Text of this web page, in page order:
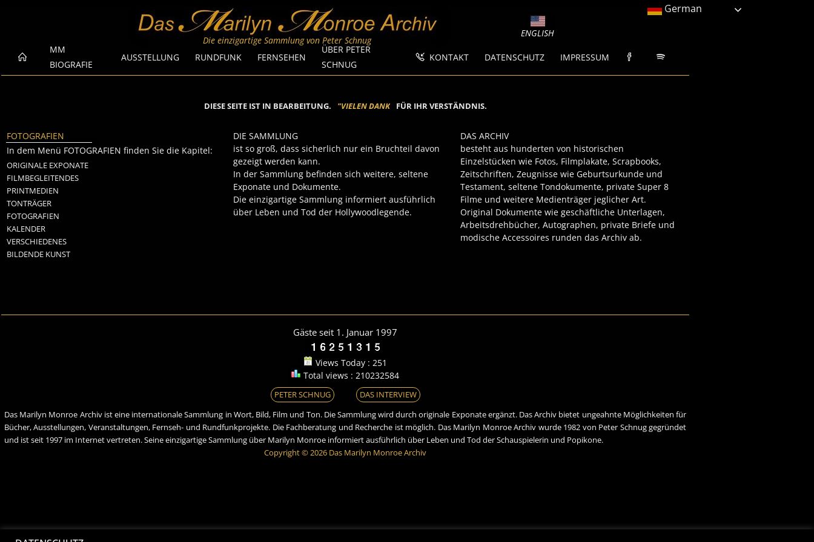
Die einzigartige Sammlung von Peter Schnug
ENGLISH
MM
BIOGRAFIE
AUSSTELLUNG RUNDFUNK FERNSEHEN
ÜBER PETER
SCHNUG
KONTAKT DATENSCHUTZ IMPRESSUM
DIESE SEITE IST IN BEARBEITUNG. "VIELENDANK" FÜR IHR VERSTÄNDNIS.
FOTOGRAFIEN
In dem Menü FOTOGRAFIEN finden Sie die Kapitel:
ORIGINALE EXPONATE
FILMBEGLEITENDES
PRINTMEDIEN
TONTRÄGER
FOTOGRAFIEN
KALENDER
VERSCHIEDENES
BILDENDE KUNST
DIE SAMMLUNG
ist so groß, dass sicherlich nur ein Bruchteil davon
gezeigt werden kann.
In der Sammlung befinden sich weitere, seltene
Exponate und Dokumente.
Die einzigartige Sammlung informiert ausführlich
über Leben und Tod der Hollywoodlegende.
DAS ARCHIV
besteht aus hunderten von historischen
Einzelstücken wie Fotos, Filmplakate, Scrapbooks,
Zeitschriften, Zeugnisse wie Geburtsurkunde und
Testament, seltene Tondokumente, private Super 8
Filme und weitere Medienträger jeglicher Art.
Original Dokumente wie geschäftliche Unterlagen,
Arbeitsdrehbücher, Autographen, private Briefe und
modische Accessoires runden das Archiv ab.
Gäste seit 1. Januar 1997
Views Today : 251
Total views : 210232584
PETER SCHNUG
DAS INTERVIEW
Das Marilyn Monroe Archiv ist eine internationale Sammlung in Wort, Bild, Film und Ton. Die Sammlung wird durch originale Exponate ergänzt. Das Archiv bietet ungeahnte Möglichkeiten für
Bücher, Ausstellungen, Veranstaltungen, Fernseh- und Rundfunkprojekte. Die Fachberatung und Recherche ist möglich. Das Marilyn Monroe Archiv wurde 1982 von Peter Schnug gegründet
und ist seit 1997 im Internet vertreten. Seine einzigartige Sammlung über Marilyn Monroe informiert ausführlich über Leben und Tod der Schauspielerin und Popikone.
Copyright © 2026 Das Marilyn Monroe Archiv
German